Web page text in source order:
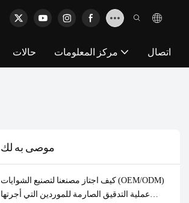
حالات مركز المعلومات اتصال
موصى به لك
كيف اجتاز مصنعنا لتصنيع الشوايات (OEM/ODM)
عملية التدقيق الصارمة للموردين التي أجرتها